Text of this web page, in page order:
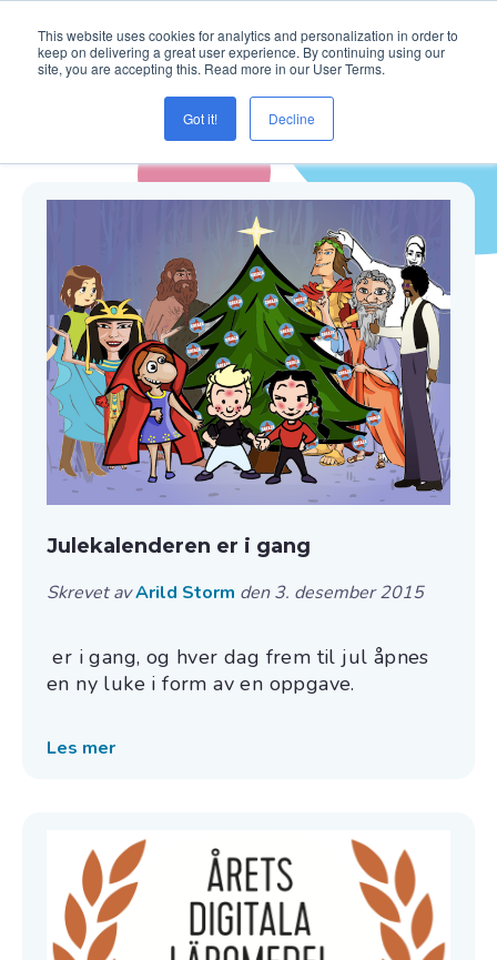
This website uses cookies for analytics and personalization in order to
keep on delivering a great user experience. By continuing using our
site, you are accepting this. Read more in our User Terms.
Got it! Decline
Blogg
Julekalenderen er i gang
Skrevet avArild Storm den 3. desember 2015
er i gang, og hver dag frem til jul åpnes
en ny luke i form av en oppgave.
Les mer